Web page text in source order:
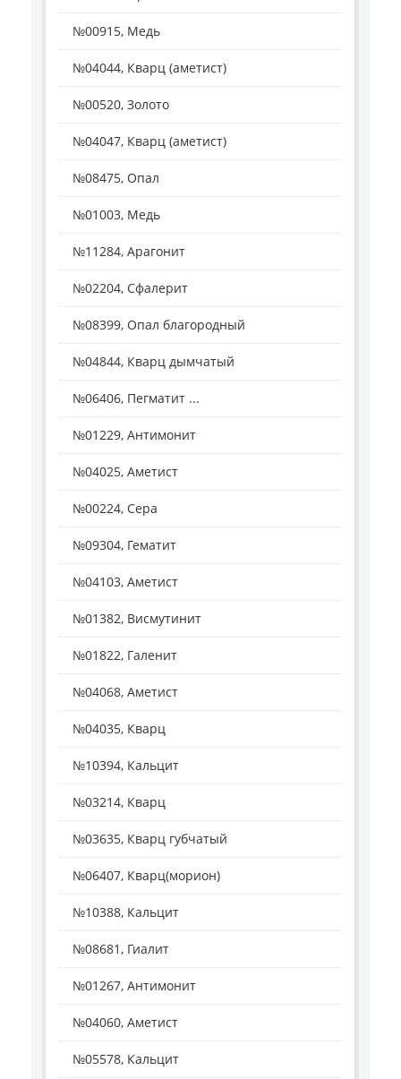
№00915, Медь
№04044, Кварц (аметист)
№00520, Золото
№04047, Кварц (аметист)
№08475, Опал
№01003, Медь
№11284, Арагонит
№02204, Сфалерит
№08399, Опал благородный
№04844, Кварц дымчатый
№06406, Пегматит ...
№01229, Антимонит
№04025, Аметист
№00224, Сера
№09304, Гематит
№04103, Аметист
№01382, Висмутинит
№01822, Галенит
№04068, Аметист
№04035, Кварц
№10394, Кальцит
№03214, Кварц
№03635, Кварц губчатый
№06407, Кварц(морион)
№10388, Кальцит
№08681, Гиалит
№01267, Антимонит
№04060, Аметист
№05578, Кальцит